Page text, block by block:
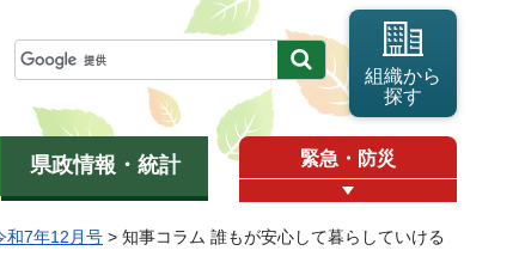
組織から
探す
県政情報・統計 緊急・防災
和7年12月号 > 知事コラム 誰もが安心して暮らしていける